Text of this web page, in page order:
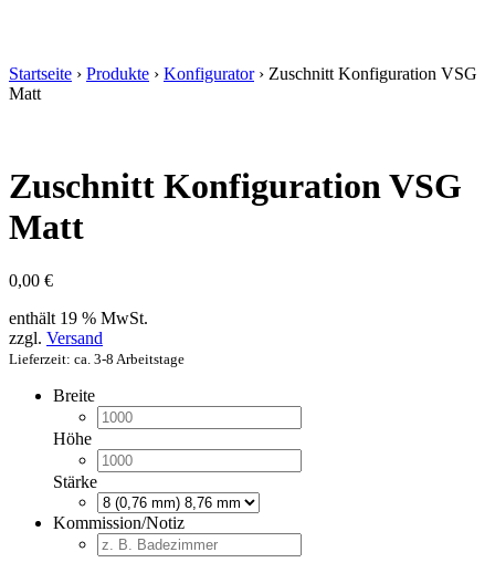
Startseite › Produkte › Konfigurator› Zuschnitt Konfiguration VSG
Matt
Zuschnitt Konfiguration VSG
Matt
0,00 €
enthält 19 % MwSt.
zzgl. Versand
Lieferzeit: ca. 3-8 Arbeitstage
Breite
Höhe
Stärke
Kommission/Notiz